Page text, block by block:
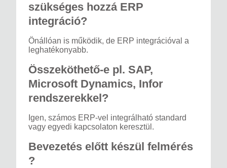
szükséges hozzá ERP
integráció?
Önállóan is működik, de ERP integrációval a
leghatékonyabb.
Összeköthető-e pl. SAP,
Microsoft Dynamics, Infor
rendszerekkel?
Igen, számos ERP-vel integrálható standard
vagy egyedi kapcsolaton keresztül.
Bevezetés előtt készül felmérés
?